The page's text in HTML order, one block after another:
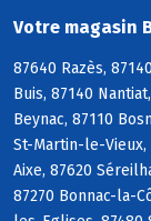
Votre magasin
87640 Razès,
Buis, 87140
Beynac, 87110
St-Martin-le-Vieux,
Aixe, 87620
87270 Bonnac-la-